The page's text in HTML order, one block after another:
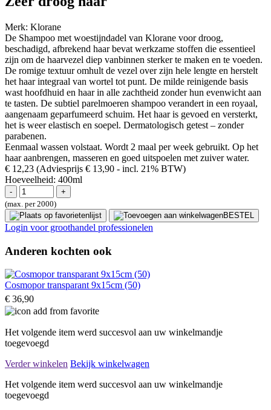
Merk: Klorane
De Shampoo met woestijndadel van Klorane voor droog,
beschadigd, afbrekend haar bevat werkzame stoffen die essentieel
zijn om de haarvezel diep vanbinnen sterker te maken en te voeden.
De romige textuur omhult de vezel over zijn hele lengte en herstelt
het haar integraal van wortel tot punt. De milde reinigende basis
wast hoofdhuid en haar in alle zachtheid zonder hun evenwicht aan
te tasten. De subtiel parelmoeren shampoo verandert in een royaal,
aangenaam geparfumeerd schuim. Het haar is gevoed en versterkt,
het is weer elastisch en soepel. Dermatologisch getest – zonder
parabenen.
Eenmaal wassen volstaat. Wordt 2 maal per week gebruikt. Op het
haar aanbrengen, masseren en goed uitspoelen met zuiver water.
€ 12,23 (Adviesprijs € 13,90 - incl. 21% BTW)
Hoeveelheid: 400ml
(max. per 2000)
BESTEL
Login voor groothandel professionelen
Anderen kochten ook
Cosmopor transparant 9x15cm (50)
€ 36,90
Het volgende item werd succesvol aan uw winkelmandje
toegevoegd
Verder winkelen Bekijk winkelwagen
Het volgende item werd succesvol aan uw winkelmandje
toegevoegd